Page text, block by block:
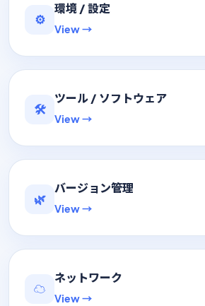
⚙️
環境 / 設定
View →
🛠
ツール / ソフトウェア
View →
🌿
バージョン管理
View →
☁️
ネットワーク
View →